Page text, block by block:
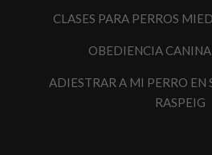
CLASES PARA PERROS
OBEDIENCIA
ADIESTRAR A MI PERRO EN
RASPEIG